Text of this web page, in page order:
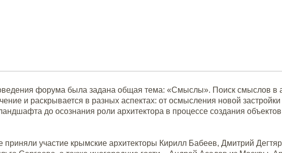
форума была задана общая тема: «Смыслы». Поиск смыслов в
и раскрывается в разных аспектах: от осмысления новой застройки
до осознания роли архитектора в процессе создания
приняли участие крымские архитекторы Кирилл Бабеев, Дмитрий